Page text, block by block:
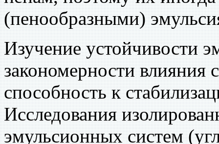
(пенообразными)
Изучение устойчивости
закономерности
способность к
Исследования
эмульсионных систем